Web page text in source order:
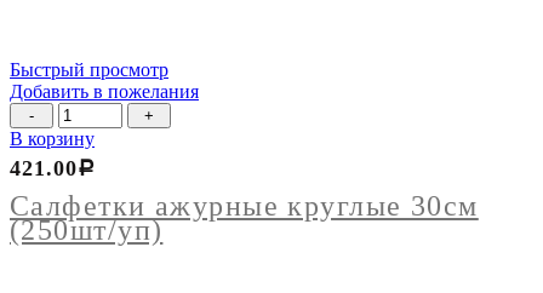
Быстрый просмотр
Добавить в пожелания
Количество
товара
Салфетки
ажурные
круглые
30см
(250шт/
В корзину
Салфетки ажурные круглые 30см
(250шт/уп)
421.00Р